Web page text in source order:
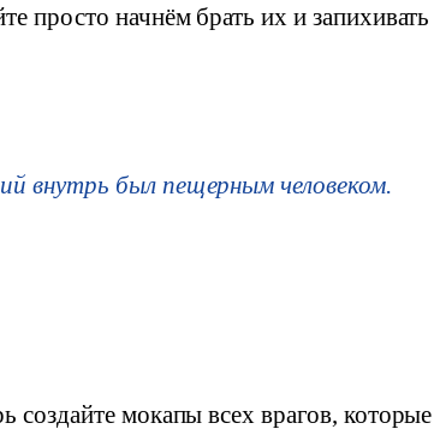
просто начнём брать их и запихивать
внутрь был пещерным человеком.
мокапы всех врагов, которые